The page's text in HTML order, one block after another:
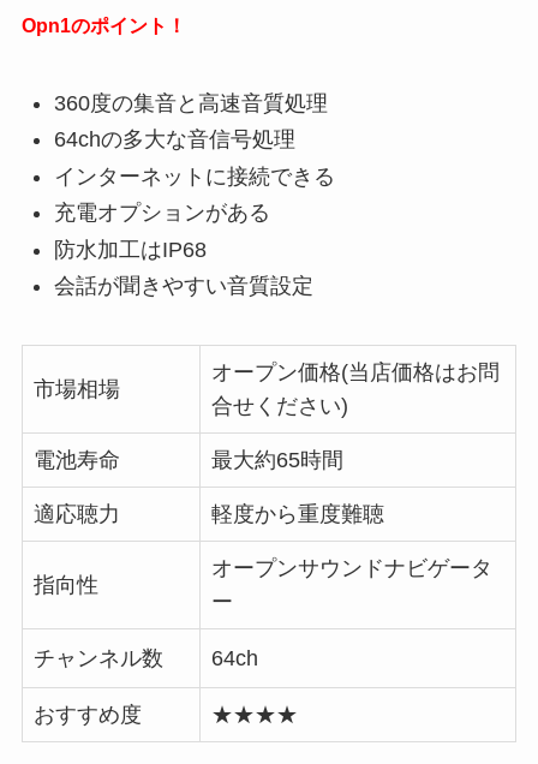
Opn1のポイント！
360度の集音と高速音質処理
64chの多大な音信号処理
インターネットに接続できる
充電オプションがある
防水加工はIP68
会話が聞きやすい音質設定
市場相場
オープン価格(当店価格はお問
合せください)
電池寿命 最大約65時間
適応聴力 軽度から重度難聴
指向性
オープンサウンドナビゲータ
ー
チャンネル数 64ch
おすすめ度 ★★★★